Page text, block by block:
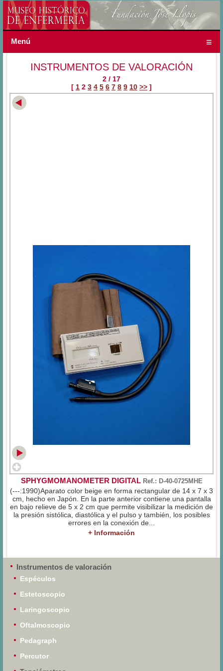
Menú
Instrumentos de valoración
Espéculos
Estetoscopio
Laringoscopio
Oftalmoscopio
Pedagraph
Percutor
INSTRUMENTOS DE VALORACIÓN
2 / 17
[ 1 2 3 4 5 6 7 8 9 10 >> ]
SPHYGMOMANOMETER DIGITAL Ref.: D-40-0725MHE
(---:1990)Aparato color beige en forma rectangular de 14 x 7 x 3
cm, hecho en Japón. En la parte anterior contiene una pantalla
en bajo relieve de 5 x 2 cm que permite visibilizar la medición de
la presión sistólica, diastólica y el pulso y también, los posibles
errores en la conexión de...
+ Información